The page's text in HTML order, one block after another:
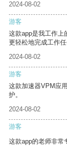
2024-08-02
游客
这款app是我工作上
更轻松地完成工作任
2024-08-02
游客
这款加速器VPM应
护。
2024-08-02
游客
这款app的老师非常